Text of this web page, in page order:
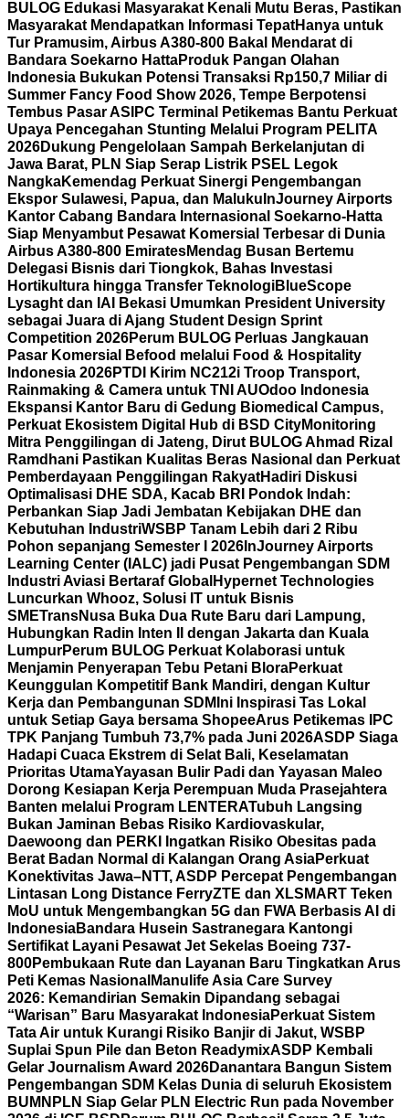
BULOG Edukasi Masyarakat Kenali Mutu Beras, Pastikan
Masyarakat Mendapatkan Informasi TepatHanya untuk
Tur Pramusim, Airbus A380-800 Bakal Mendarat di
Bandara Soekarno HattaProduk Pangan Olahan
Indonesia Bukukan Potensi Transaksi Rp150,7 Miliar di
Summer Fancy Food Show 2026, Tempe Berpotensi
Tembus Pasar AS IPC Terminal Petikemas Bantu Perkuat
Upaya Pencegahan Stunting Melalui Program PELITA
2026Dukung Pengelolaan Sampah Berkelanjutan di
Jawa Barat, PLN Siap Serap Listrik PSEL Legok
NangkaKemendag Perkuat Sinergi Pengembangan
Ekspor Sulawesi, Papua, dan Maluku InJourney Airports
Kantor Cabang Bandara Internasional Soekarno-Hatta
Siap Menyambut Pesawat Komersial Terbesar di Dunia
Airbus A380-800 EmiratesMendag Busan Bertemu
Delegasi Bisnis dari Tiongkok, Bahas Investasi
Hortikultura hingga Transfer TeknologiBlueScope
Lysaght dan IAI Bekasi Umumkan President University
sebagai Juara di Ajang Student Design Sprint
Competition 2026Perum BULOG Perluas Jangkauan
Pasar Komersial Befood melalui Food & Hospitality
Indonesia 2026PTDI Kirim NC212i Troop Transport,
Rainmaking & Camera untuk TNI AUOdoo Indonesia
Ekspansi Kantor Baru di Gedung Biomedical Campus,
Perkuat Ekosistem Digital Hub di BSD CityMonitoring
Mitra Penggilingan di Jateng, Dirut BULOG Ahmad Rizal
Ramdhani Pastikan Kualitas Beras Nasional dan Perkuat
Pemberdayaan Penggilingan RakyatHadiri Diskusi
Optimalisasi DHE SDA, Kacab BRI Pondok Indah:
Perbankan Siap Jadi Jembatan Kebijakan DHE dan
Kebutuhan IndustriWSBP Tanam Lebih dari 2 Ribu
Pohon sepanjang Semester I 2026 InJourney Airports
Learning Center (IALC) jadi Pusat Pengembangan SDM
Industri Aviasi Bertaraf Global Hypernet Technologies
Luncurkan Whooz, Solusi IT untuk Bisnis
SMETransNusa Buka Dua Rute Baru dari Lampung,
Hubungkan Radin Inten II dengan Jakarta dan Kuala
LumpurPerum BULOG Perkuat Kolaborasi untuk
Menjamin Penyerapan Tebu Petani BloraPerkuat
Keunggulan Kompetitif Bank Mandiri, dengan Kultur
Kerja dan Pembangunan SDM Ini Inspirasi Tas Lokal
untuk Setiap Gaya bersama ShopeeArus Petikemas IPC
TPK Panjang Tumbuh 73,7% pada Juni 2026ASDP Siaga
Hadapi Cuaca Ekstrem di Selat Bali, Keselamatan
Prioritas UtamaYayasan Bulir Padi dan Yayasan Maleo
Dorong Kesiapan Kerja Perempuan Muda Prasejahtera
Banten melalui Program LENTERATubuh Langsing
Bukan Jaminan Bebas Risiko Kardiovaskular,
Daewoong dan PERKI Ingatkan Risiko Obesitas pada
Berat Badan Normal di Kalangan Orang AsiaPerkuat
Konektivitas Jawa–NTT, ASDP Percepat Pengembangan
Lintasan Long Distance FerryZTE dan XLSMART Teken
MoU untuk Mengembangkan 5G dan FWA Berbasis AI di
IndonesiaBandara Husein Sastranegara Kantongi
Sertifikat Layani Pesawat Jet Sekelas Boeing 737-
800Pembukaan Rute dan Layanan Baru Tingkatkan Arus
Peti Kemas Nasional Manulife Asia Care Survey
2026: Kemandirian Semakin Dipandang sebagai
“Warisan” Baru Masyarakat IndonesiaPerkuat Sistem
Tata Air untuk Kurangi Risiko Banjir di Jakut, WSBP
Suplai Spun Pile dan Beton ReadymixASDP Kembali
Gelar Journalism Award 2026Danantara Bangun Sistem
Pengembangan SDM Kelas Dunia di seluruh Ekosistem
BUMN PLN Siap Gelar PLN Electric Run pada November